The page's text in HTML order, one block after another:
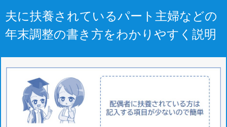
夫に扶養されているパート主婦などの
年末調整の書き方をわかりやすく説明